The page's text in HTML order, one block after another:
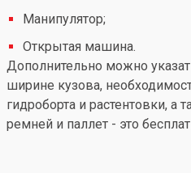
Манипулятор;
Открытая машина.
Дополнительно можно
ширине кузова,
гидроборта и растентовки,
ремней и паллет - это